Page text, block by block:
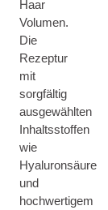
Haar
Volumen.
Die
Rezeptur
mit
sorgfältig
ausgewählten
Inhaltsstoffen
wie
Hyaluronsäure
und
hochwertigem